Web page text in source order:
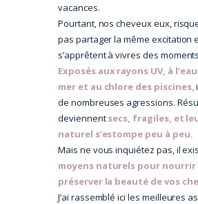
vacances.
Pourtant, nos cheveux eux,
pas partager la même excitation
s’apprêtent à vivres des
Exposés aux rayons UV, à
mer et au chlore des piscines,
de nombreuses agressions.
deviennentsecs, fragiles, et
naturel s’estompe peu à peu.
Mais ne vous inquiétez pas, il
moyens naturels pour nourrir
préserver la beauté de vos
J’ai rassemblé ici les meilleures